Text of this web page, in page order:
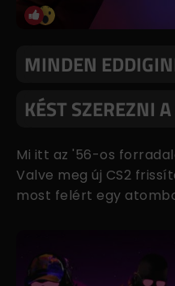
MINDEN
KÉST SZEREZNI
Mi itt az '56-os
Valve meg új CS2
most felért egy